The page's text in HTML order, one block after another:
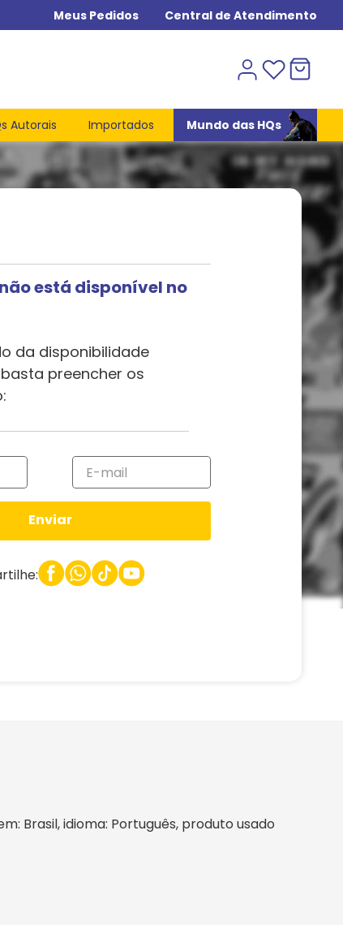
Meus Pedidos Central de Atendimento
Autorais Importados Mundo das HQs
está disponível no
da disponibilidade
preencher os
Enviar
Brasil, idioma: Português, produto usado